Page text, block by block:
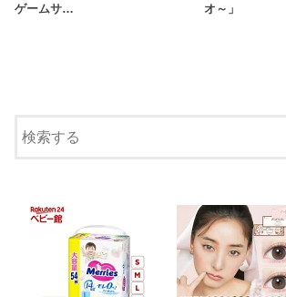
ゲームサ…
オ～」